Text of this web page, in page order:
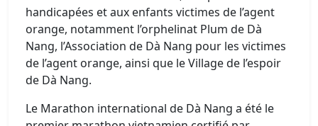
handicapées et aux enfants victimes de l’agent
orange, notamment l’orphelinat Plum de Dà
Nang, l’Association de Dà Nang pour les victimes
de l’agent orange, ainsi que le Village de l’espoir
de Dà Nang.
Le Marathon international de Dà Nang a été le